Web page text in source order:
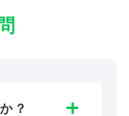
？